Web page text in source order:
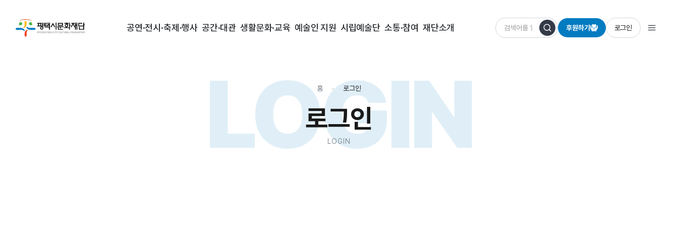
공연·전시·축제·행사 공간·대관 생활문화·교육 예술인 지원 시립예술단 소통·참여 재단소개 후원하기 로그인
LOGIN
홈 로그인
로그인
LOGIN